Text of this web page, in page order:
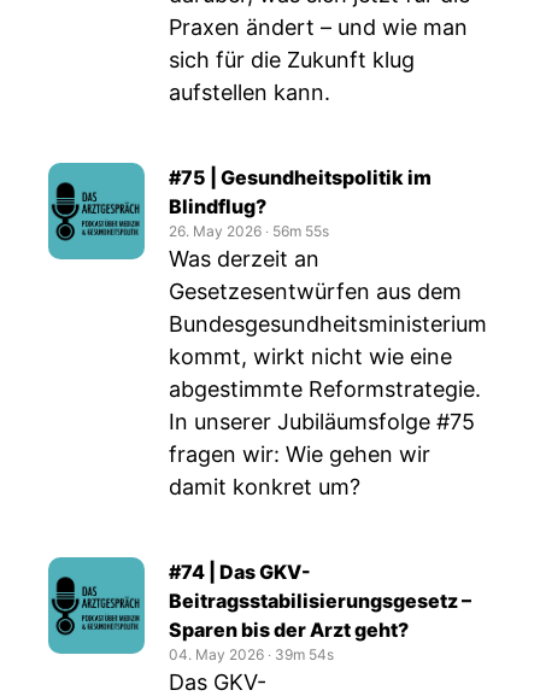
Praxen ändert – und wie man
sich für die Zukunft klug
aufstellen kann.
#75 | Gesundheitspolitik im
Blindflug?
26. May 2026 ‧ 56m 55s
Was derzeit an
Gesetzesentwürfen aus dem
Bundesgesundheitsministerium
kommt, wirkt nicht wie eine
abgestimmte Reformstrategie.
In unserer Jubiläumsfolge #75
fragen wir: Wie gehen wir
damit konkret um?
#74 | Das GKV-
Beitragsstabilisierungsgesetz –
Sparen bis der Arzt geht?
04. May 2026 ‧ 39m 54s
Das GKV-